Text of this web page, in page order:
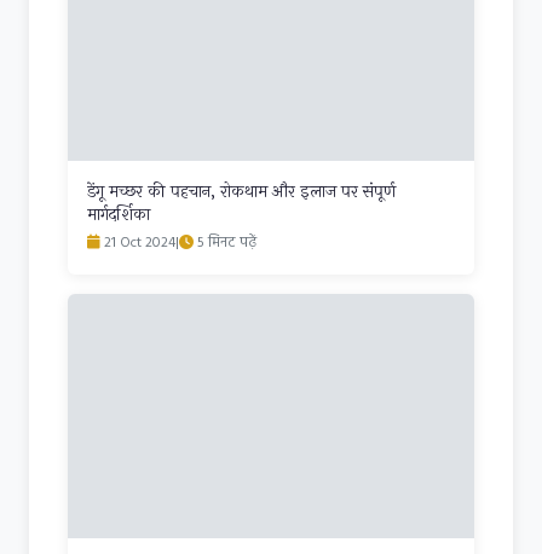
डेंगू मच्छर की पहचान, रोकथाम और इलाज पर संपूर्ण
मार्गदर्शिका
21 Oct 2024| 5 मिनट पढ़ें